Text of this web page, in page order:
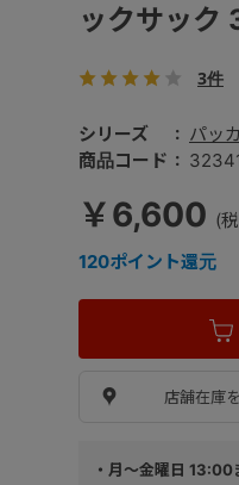
ックサック
シリーズ パッ
3件
商品コード
￥6,600
120ポイント還元
・月～金曜日
店舗在庫